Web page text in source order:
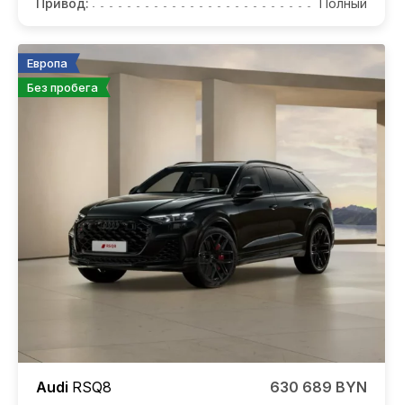
Привод:
Полный
Европа
Без пробега
Audi RSQ8 630 689 BYN